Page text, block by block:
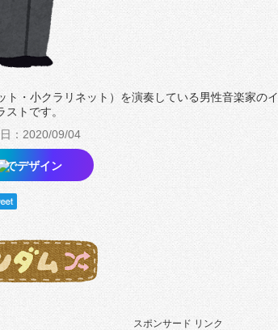
・小クラリネット）を演奏している男性音楽家のイ
ストです。
：2020/09/04
でデザイン
スポンサード リンク